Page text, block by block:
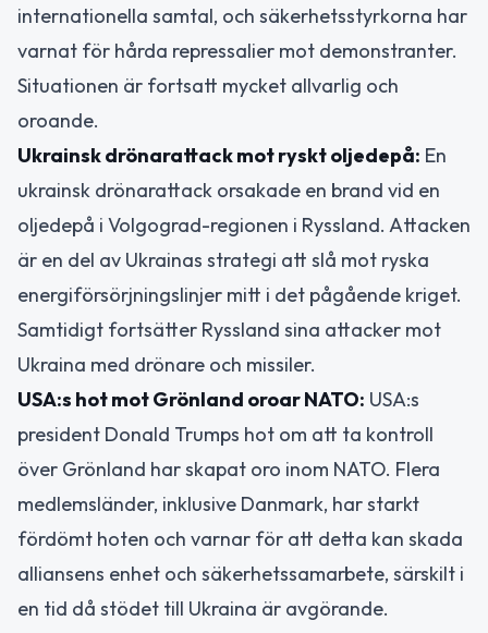
internationella samtal, och säkerhetsstyrkorna har
varnat för hårda repressalier mot demonstranter.
Situationen är fortsatt mycket allvarlig och
oroande.
Ukrainsk drönarattack mot ryskt oljedepå: En
ukrainsk drönarattack orsakade en brand vid en
oljedepå i Volgograd-regionen i Ryssland. Attacken
är en del av Ukrainas strategi att slå mot ryska
energiförsörjningslinjer mitt i det pågående kriget.
Samtidigt fortsätter Ryssland sina attacker mot
Ukraina med drönare och missiler.
USA:s hot mot Grönland oroar NATO: USA:s
president Donald Trumps hot om att ta kontroll
över Grönland har skapat oro inom NATO. Flera
medlemsländer, inklusive Danmark, har starkt
fördömt hoten och varnar för att detta kan skada
alliansens enhet och säkerhetssamarbete, särskilt i
en tid då stödet till Ukraina är avgörande.